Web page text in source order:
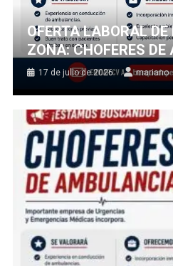
OFERTA LABORAL
ZONA: CHOFERES
17 de julio de 2026 mariano